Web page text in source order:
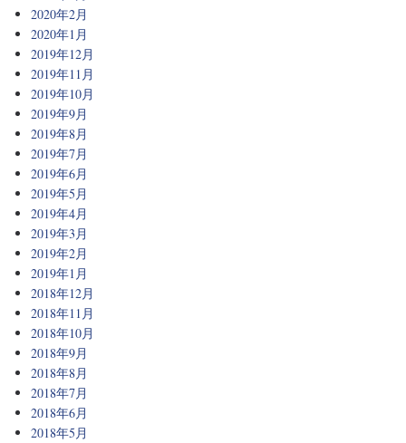
2020年2月
2020年1月
2019年12月
2019年11月
2019年10月
2019年9月
2019年8月
2019年7月
2019年6月
2019年5月
2019年4月
2019年3月
2019年2月
2019年1月
2018年12月
2018年11月
2018年10月
2018年9月
2018年8月
2018年7月
2018年6月
2018年5月